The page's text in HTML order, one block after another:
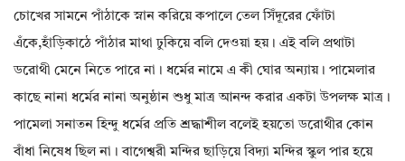
চোখের সামনে পাঁঠাকে স্নান করিয়ে কপালে তেল সিঁদূরের ফোঁটা
এঁকে,হাঁড়িকাঠে পাঁঠার মাথা ঢুকিয়ে বলি দেওয়া হয়। এই বলি প্রথাটা
ডরোথী মেনে নিতে পারে না। ধর্মের নামে এ কী ঘোর অন্যায়। পামেলার
কাছে নানা ধর্মের নানা অনুষ্ঠান শুধু মাত্র আনন্দ করার একটা উপলক্ষ মাত্র।
পামেলা সনাতন হিন্দু ধর্মের প্রতি শ্রদ্ধাশীল বলেই হয়তো ডরোথীর কোন
বাঁধা নিষেধ ছিল না। বাগেশ্বরী মন্দির ছাড়িয়ে বিদ্যা মন্দির স্কুল পার হয়ে